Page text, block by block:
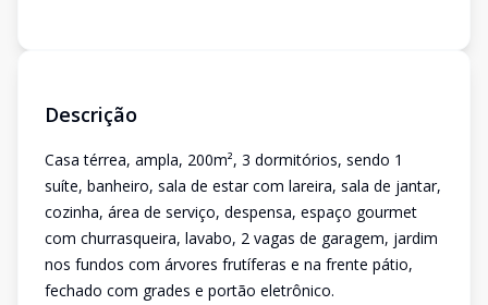
Descrição
Casa térrea, ampla, 200m², 3 dormitórios, sendo 1
suíte, banheiro, sala de estar com lareira, sala de jantar,
cozinha, área de serviço, despensa, espaço gourmet
com churrasqueira, lavabo, 2 vagas de garagem, jardim
nos fundos com árvores frutíferas e na frente pátio,
fechado com grades e portão eletrônico.